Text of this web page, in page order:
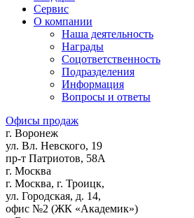
Сервис
О компании
Наша деятельность
Награды
Соцответственность
Подразделения
Информация
Вопросы и ответы
Офисы продаж
г. Воронеж
ул. Вл. Невского, 19
пр-т Патриотов, 58А
г. Москва
г. Москва, г. Троицк,
ул. Городская, д. 14,
офис №2 (ЖК «Академик»)